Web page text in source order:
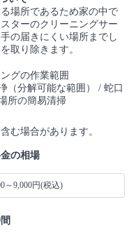
場所であるため家の中で
ターのクリーニングサー
の届きにくい場所までし
取り除きます。
グの作業範囲
（分解可能な範囲） / 蛇口
所の簡易清掃
む場合があります。
の相場
～9,000円(税込)